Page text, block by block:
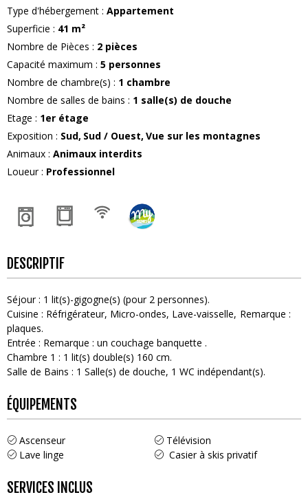
Type d'hébergement : Appartement
Superficie : 41 m²
Nombre de Pièces : 2 pièces
Capacité maximum : 5 personnes
Nombre de chambre(s) : 1 chambre
Nombre de salles de bains : 1 salle(s) de douche
Etage : 1er étage
Exposition : Sud Sud / Ouest Vue sur les montagnes
Animaux : Animaux interdits
Loueur: Professionnel
DESCRIPTIF
Séjour: 1 lit(s)-gigogne(s) (pour 2 personnes)
Cuisine : Réfrigérateur Micro-ondes Lave-vaisselle Remarque :
plaques
Entrée : Remarque : un couchage banquette
Chambre 1 : 1 lit(s) double(s) 160 cm
Salle de Bains : 1 Salle(s) de douche 1 WC indépendant(s)
ÉQUIPEMENTS
Ascenseur
Télévision
Lave linge
Casier à skis privatif
SERVICES INCLUS